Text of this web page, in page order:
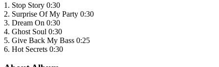
1. Stop Story 0:30
2. Surprise Of My Party 0:30
3. Dream On 0:30
4. Ghost Soul 0:30
5. Give Back My Bass 0:25
6. Hot Secrets 0:30